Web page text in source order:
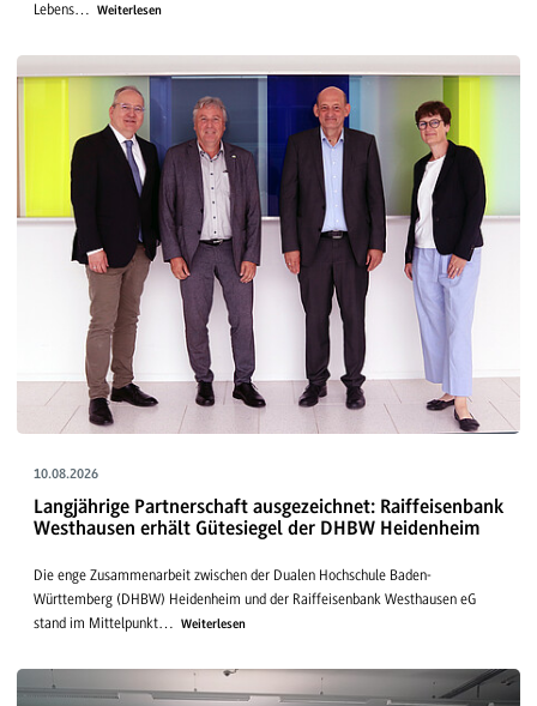
Lebens…
Weiterlesen
10.08.2026
Langjährige Partnerschaft ausgezeichnet: Raiffeisenbank
Westhausen erhält Gütesiegel der DHBW Heidenheim
Die enge Zusammenarbeit zwischen der Dualen Hochschule Baden-
Württemberg (DHBW) Heidenheim und der Raiffeisenbank Westhausen eG
stand im Mittelpunkt…
Weiterlesen